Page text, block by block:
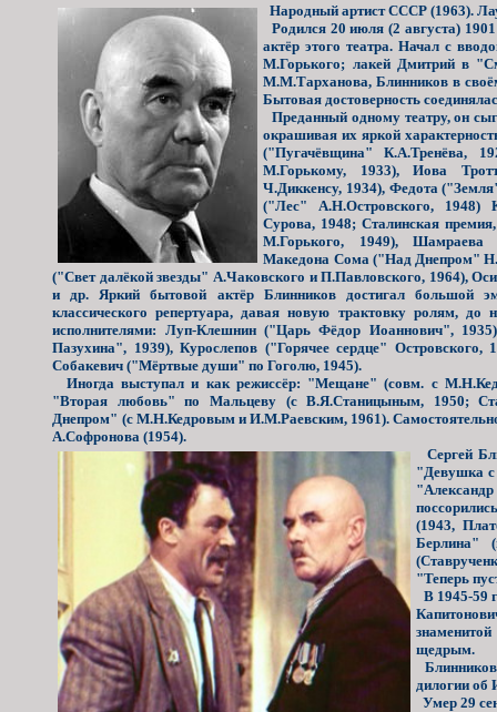
Народный артист СССР (1963).
Родился 20 июля (2 августа)
актёр этого театра. Начал с
М.Горького; лакей Дмитрий в
М.М.Тарханова, Блинников в своём
Бытовая достоверность
Преданный одному театру, он
окрашивая их яркой
("Пугачёвщина"К.А.Тренёва,
М.Горькому, 1933), Иова
Ч.Диккенсу, 1934), Федота
("Лес" А.Н.Островского, 1948)
Сурова, 1948; Сталинская
М.Горького, 1949),
Македона Сома ("Над Днепром"
("Свет далёкой звезды" А.Чаковского и П.Павловского, 1964),
и др. Яркий бытовой актёр Блинников достигал большой
классического репертуара, давая новую трактовку ролям,
исполнителями: Луп-Клешнин ("Царь Фёдор Иоаннович",
Пазухина", 1939), Курослепов ("Горячее сердце"
Собакевич ("Мёртвые души" по Гоголю, 1945).
Иногда выступал и как режиссёр: "Мещане" (совм. с
"Вторая любовь" по Мальцеву (с В.Я.Станицыным, 1950;
Днепром" (с М.Н.Кедровым и И.М.Раевским, 1961).
А.Софронова (1954).
Сергей
"Девушка с
(1943,
Берлина"
"Теперь
В 1945-59
щедрым.
дилогии об
Умер 29